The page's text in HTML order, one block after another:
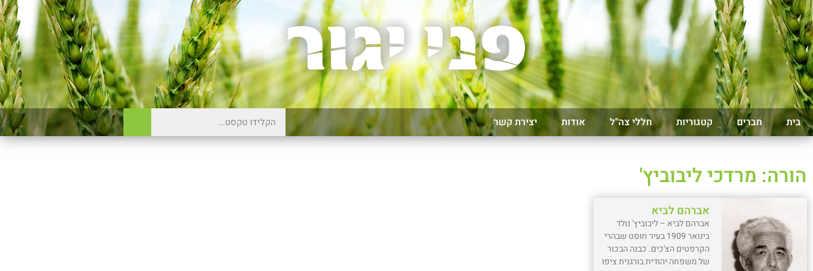
בית חברים קטגוריות חללי צה"ל אודות יצירת קשר
הורה: מרדכי ליבוביץ'
אברהם לביא
אברהם לביא – ליבוביץ' נולד
בינואר 1909 בעיר חוסט שבהרי
הקרפטים הצ'כים. כבנה הבכור
של משפחה יהודית בורגנית ציפו